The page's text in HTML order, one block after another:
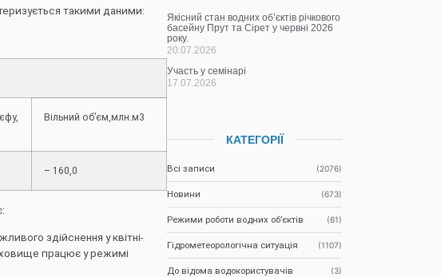
такими даними:
Вільний об’єм,млн.м3
– 160,0
здійснення у квітні-
працює у режимі
Якісний стан водних об’єктів річкового
басейну Прут та Сірет у червні 2026
року.
20.07.2026
Участь у семінарі
17.07.2026
КАТЕГОРІЇ
Всі записи (2076)
Новини (673)
Режими роботи водних об’єктів (61)
Гідрометеорологічна ситуація (1107)
До відома водокористувачів (3)